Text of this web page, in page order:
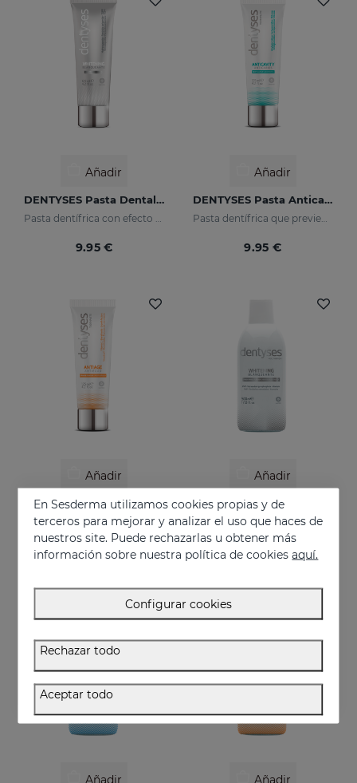
Añadir
DENTYSES Pasta Dental Blanqueante
Pasta dentífrica con efecto blanqueante
9.95 €
Añadir
DENTYSES Pasta Anticaries
Pasta dentífrica que previene la aparición de caries
9.95 €
Añadir
DENTYSES Pasta Antiage
Pasta dentífrica que previene los signos del envejecimiento bucal
9.95 €
Añadir
16.95 €
Añadir Añadir
En Sesderma utilizamos cookies propias y de
terceros para mejorar y analizar el uso que haces de
nuestros site. Puede rechazarlas u obtener más
información sobre nuestra política de cookiesaquí.
Configurar cookies
Rechazar todo
Aceptar todo